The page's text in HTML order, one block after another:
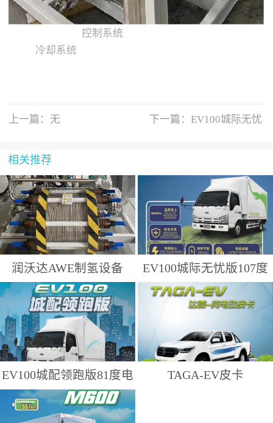
控制系统
冷却系统
上一篇：无 下一篇： EV100城际无忧
相关推荐
润沃达AWE制氢设备 EV100城际无忧版107度
电
EV100城配领跑版81度电 TAGA-EV皮卡